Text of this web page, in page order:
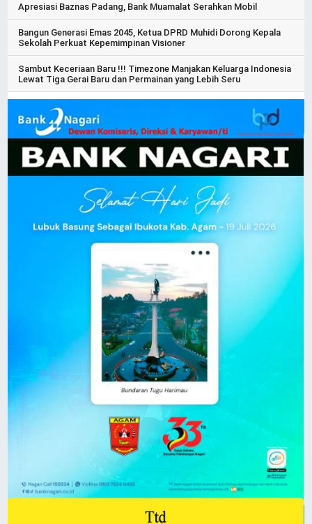
Apresiasi Baznas Padang, Bank Muamalat Serahkan Mobil
Bangun Generasi Emas 2045, Ketua DPRD Muhidi Dorong Kepala
Sekolah Perkuat Kepemimpinan Visioner
Sambut Keceriaan Baru !!! Timezone Manjakan Keluarga Indonesia
Lewat Tiga Gerai Baru dan Permainan yang Lebih Seru